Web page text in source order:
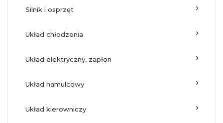
silnik i osprzęt
układ chłodzenia
układ elektryczny, zapłon
układ hamulcowy
układ kierowniczy